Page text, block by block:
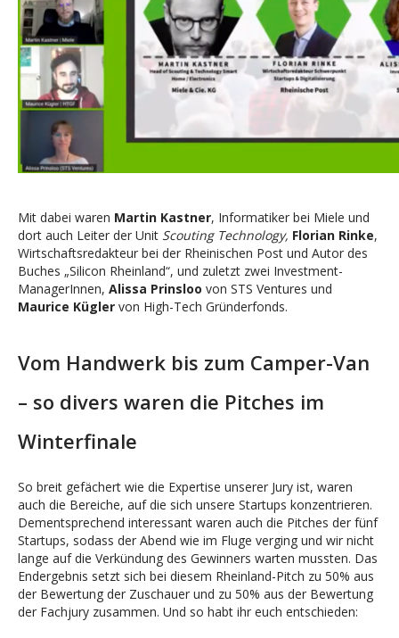
Mit dabei waren Martin Kastner, Informatiker bei Miele und
dort auch Leiter der Unit Scouting Technology, Florian Rinke,
Wirtschaftsredakteur bei der Rheinischen Post und Autor des
Buches „Silicon Rheinland“, und zuletzt zwei Investment-
ManagerInnen, Alissa Prinsloo von STS Ventures und
Maurice Kügler von High-Tech Gründerfonds.
Vom Handwerk bis zum Camper-Van
– so divers waren die Pitches im
Winterfinale
So breit gefächert wie die Expertise unserer Jury ist, waren
auch die Bereiche, auf die sich unsere Startups konzentrieren.
Dementsprechend interessant waren auch die Pitches der fünf
Startups, sodass der Abend wie im Fluge verging und wir nicht
lange auf die Verkündung des Gewinners warten mussten. Das
Endergebnis setzt sich bei diesem Rheinland-Pitch zu 50% aus
der Bewertung der Zuschauer und zu 50% aus der Bewertung
der Fachjury zusammen. Und so habt ihr euch entschieden: